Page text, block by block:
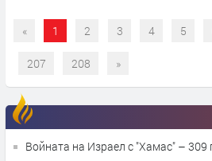
« 1 2 3 4 5
207 208 »
Войната на Израел с "Хамас"